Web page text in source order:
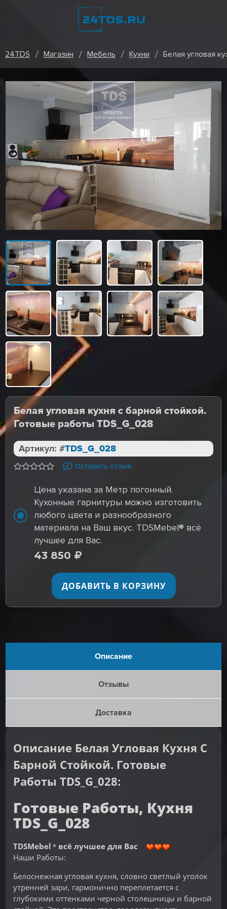
24TDS Магазин Мебель Кухни Белая угловая
Белая угловая кухня с барной стойкой.
Готовые работы TDS_G_028
Артикул: #TDS_G_028
Оставить отзыв
Цена указана за Метр погонный.
Кухонные гарнитуры можно изготовить
любого цвета и разнообразного
материала на Ваш вкус. TDSMebel® всё
лучшее для Вас.
43 850
ДОБАВИТЬ В КОРЗИНУ
Описание
Отзывы
Доставка
Описание Белая Угловая Кухня С
Барной Стойкой. Готовые
Работы TDS_G_028:
Готовые Работы, Кухня
TDS_G_028
TDSMebel ® всё лучшее для Вас
Наши Работы:
Белоснежная угловая кухня, словно светлый уголок
утренней зари, гармонично переплетается с
глубокими оттенками черной столешницы и барной